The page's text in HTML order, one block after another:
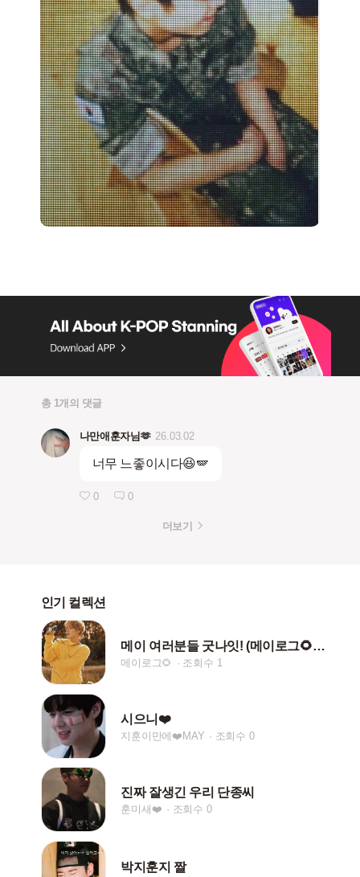
총 1개의 댓글
나만애훈자님🫶 26.03.02
너무 느좋이시다😆🪽
0 0
더보기
인기 컬렉션
메이 여러분들 굿나잇! (메이로그🌻) {스포 금지}
메이로그🌻 조회수 1
시으니❤️
지훈이만에❤️MAY 조회수 0
진짜 잘생긴 우리 단종씨
훈미새❤️ 조회수 0
박지훈지 짤